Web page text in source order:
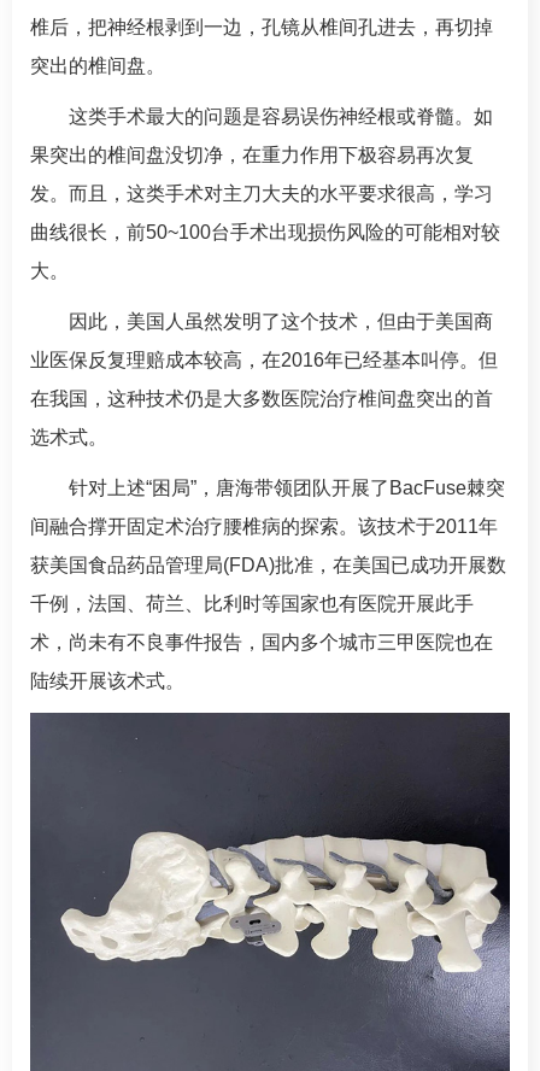
椎后，把神经根剥到一边，孔镜从椎间孔进去，再切掉
突出的椎间盘。
这类手术最大的问题是容易误伤神经根或脊髓。如
果突出的椎间盘没切净，在重力作用下极容易再次复
发。而且，这类手术对主刀大夫的水平要求很高，学习
曲线很长，前50~100台手术出现损伤风险的可能相对较
大。
因此，美国人虽然发明了这个技术，但由于美国商
业医保反复理赔成本较高，在2016年已经基本叫停。但
在我国，这种技术仍是大多数医院治疗椎间盘突出的首
选术式。
针对上述“困局”， 唐海带领团队开展了BacFuse棘突
间融合撑开固定术治疗腰椎病的探索。该技术于2011年
获美国食品药品管理局(FDA)批准，在美国已成功开展数
千例，法国、荷兰、比利时等国家也有医院开展此手
术，尚未有不良事件报告，国内多个城市三甲医院也在
陆续开展该术式。